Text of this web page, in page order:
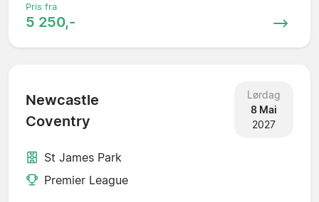
Pris fra
5 250,-
Newcastle
Coventry
Lørdag
8 Mai
2027
St James Park
Premier League